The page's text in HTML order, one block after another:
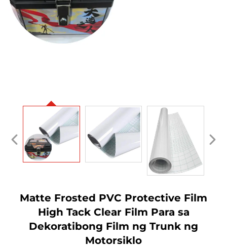
Matte Frosted PVC Protective Film
High Tack Clear Film Para sa
Dekoratibong Film ng Trunk ng
Motorsiklo